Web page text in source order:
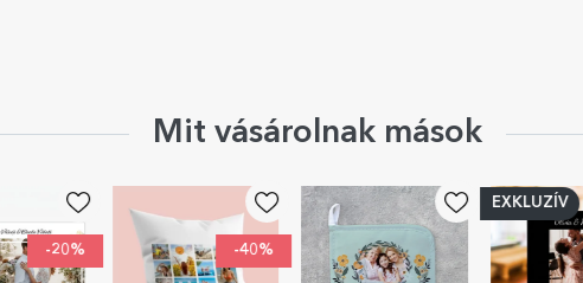
Mit vásárolnak mások
-40%
EXKLUZÍV